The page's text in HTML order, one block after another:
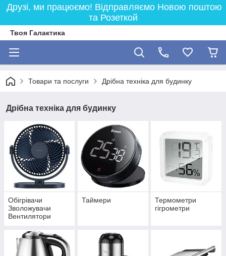
Друзі, ми працюємо! Відправляємо Новою поштою
та Розеткой
Твоя Галактика
Товари та послуги Дрібна техніка для будинку
Дрібна техніка для будинку
Обігрівачи
Зволожувачи
Вентилятори
Таймери
Термометри
гігрометри